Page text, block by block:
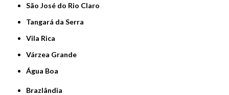
São José do Rio Claro
Tangará da Serra
Vila Rica
Várzea Grande
Água Boa
Brazlândia